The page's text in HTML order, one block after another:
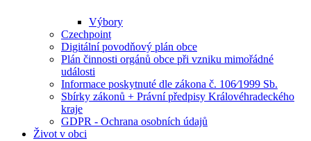
Výbory
Czechpoint
Digitální povodňový plán obce
Plán činnosti orgánů obce při vzniku mimořádné
události
Informace poskytnuté dle zákona č. 106⁄1999 Sb.
Sbírky zákonů + Právní předpisy Královéhradeckého
kraje
GDPR - Ochrana osobních údajů
Život v obci